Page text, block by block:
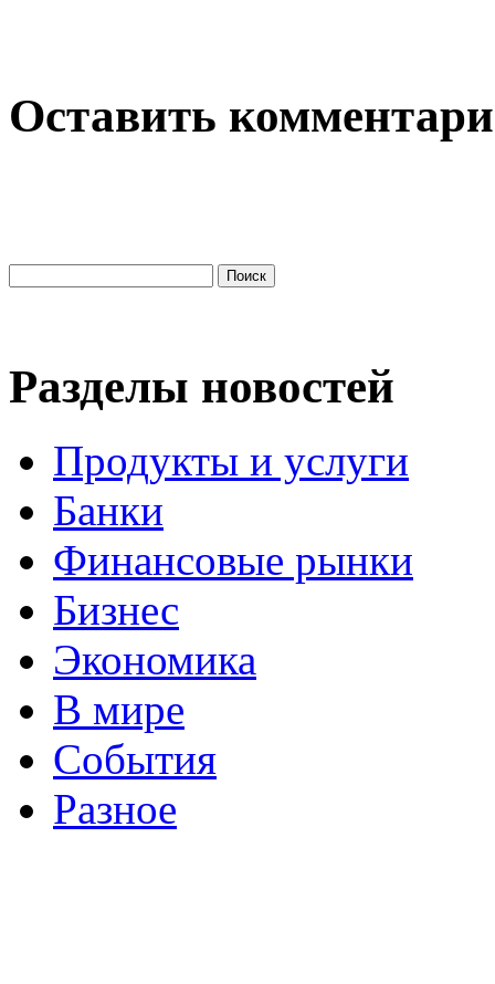
Оставить
Разделы новостей
Продукты и услуги
Банки
Финансовые рынки
Бизнес
Экономика
В мире
События
Разное